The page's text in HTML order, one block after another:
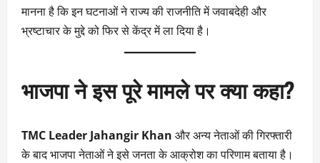
मानना है कि इन घटनाओं ने राज्य की राजनीति में जवाबदेही और
भ्रष्टाचार के मुद्दे को फिर से केंद्र में ला दिया है।
भाजपा ने इस पूरे मामले पर क्या कहा?
TMC Leader Jahangir Khan और अन्य नेताओं की गिरफ्तारी
के बाद भाजपा नेताओं ने इसे जनता के आक्रोश का परिणाम बताया है।